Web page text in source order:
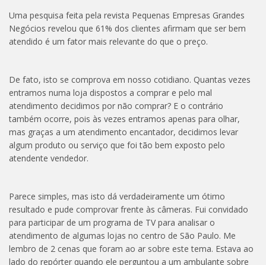
Uma pesquisa feita pela revista Pequenas Empresas Grandes
Negócios revelou que 61% dos clientes afirmam que ser bem
atendido é um fator mais relevante do que o preço.
De fato, isto se comprova em nosso cotidiano. Quantas vezes
entramos numa loja dispostos a comprar e pelo mal
atendimento decidimos por não comprar? E o contrário
também ocorre, pois às vezes entramos apenas para olhar,
mas graças a um atendimento encantador, decidimos levar
algum produto ou serviço que foi tão bem exposto pelo
atendente vendedor.
Parece simples, mas isto dá verdadeiramente um ótimo
resultado e pude comprovar frente às câmeras. Fui convidado
para participar de um programa de TV para analisar o
atendimento de algumas lojas no centro de São Paulo. Me
lembro de 2 cenas que foram ao ar sobre este tema. Estava ao
lado do repórter quando ele perguntou a um ambulante sobre